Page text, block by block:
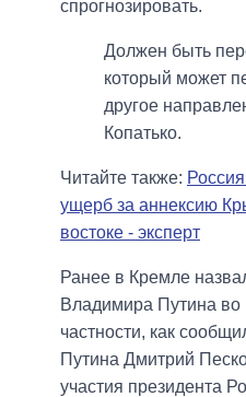
спрогнозировать.
Должен быть
который может
другое
Копатько.
Читайте также:
ущерб за аннексию
востоке - эксперт
Ранее в Кремле
Владимира Путина во
частности, как
Путина Дмитрий
участия президента